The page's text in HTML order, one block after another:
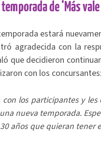
de ‘Más
estará
agradecida con la
que decidieron
con los concursantes:
con los participantes y
nueva temporada.
años que quieran tener